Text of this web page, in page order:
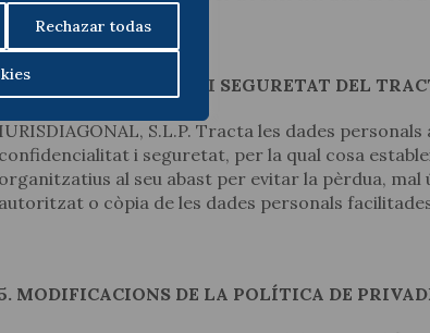
Rechazar todas
CONFIDENCIALITAT I SEGURETAT DEL
IURISDIAGONAL, S.L.P. Tracta les dades
confidencialitat i seguretat, per la qual cosa
organitzatius al seu abast per evitar la pèrdua, mal
autoritzat o còpia de les dades personals
MODIFICACIONS DE LA POLÍTICA DE